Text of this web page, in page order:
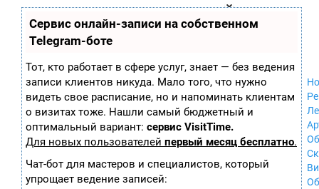
Сервис онлайн-записи на собственном
Telegram-боте
Тот, кто работает в сфере услуг, знает — без ведения
записи клиентов никуда. Мало того, что нужно
видеть свое расписание, но и напоминать клиентам
о визитах тоже. Нашли самый бюджетный и
оптимальный вариант: сервис VisitTime.
Для новых пользователей первый месяц бесплатно.
Чат-бот для мастеров и специалистов, который
упрощает ведение записей:
играх
ла
ор
ы
Xbox 360
Nintendo Wii
Nintendo
GameCube
PlayStation
PlayStation 3
Nintendo 64
Sega Dreamcast